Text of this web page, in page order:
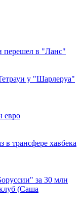
перешел в "Ланс"
у "Шарлеруа"
евро
в трансфере хавбека
за 30 млн
(Саша